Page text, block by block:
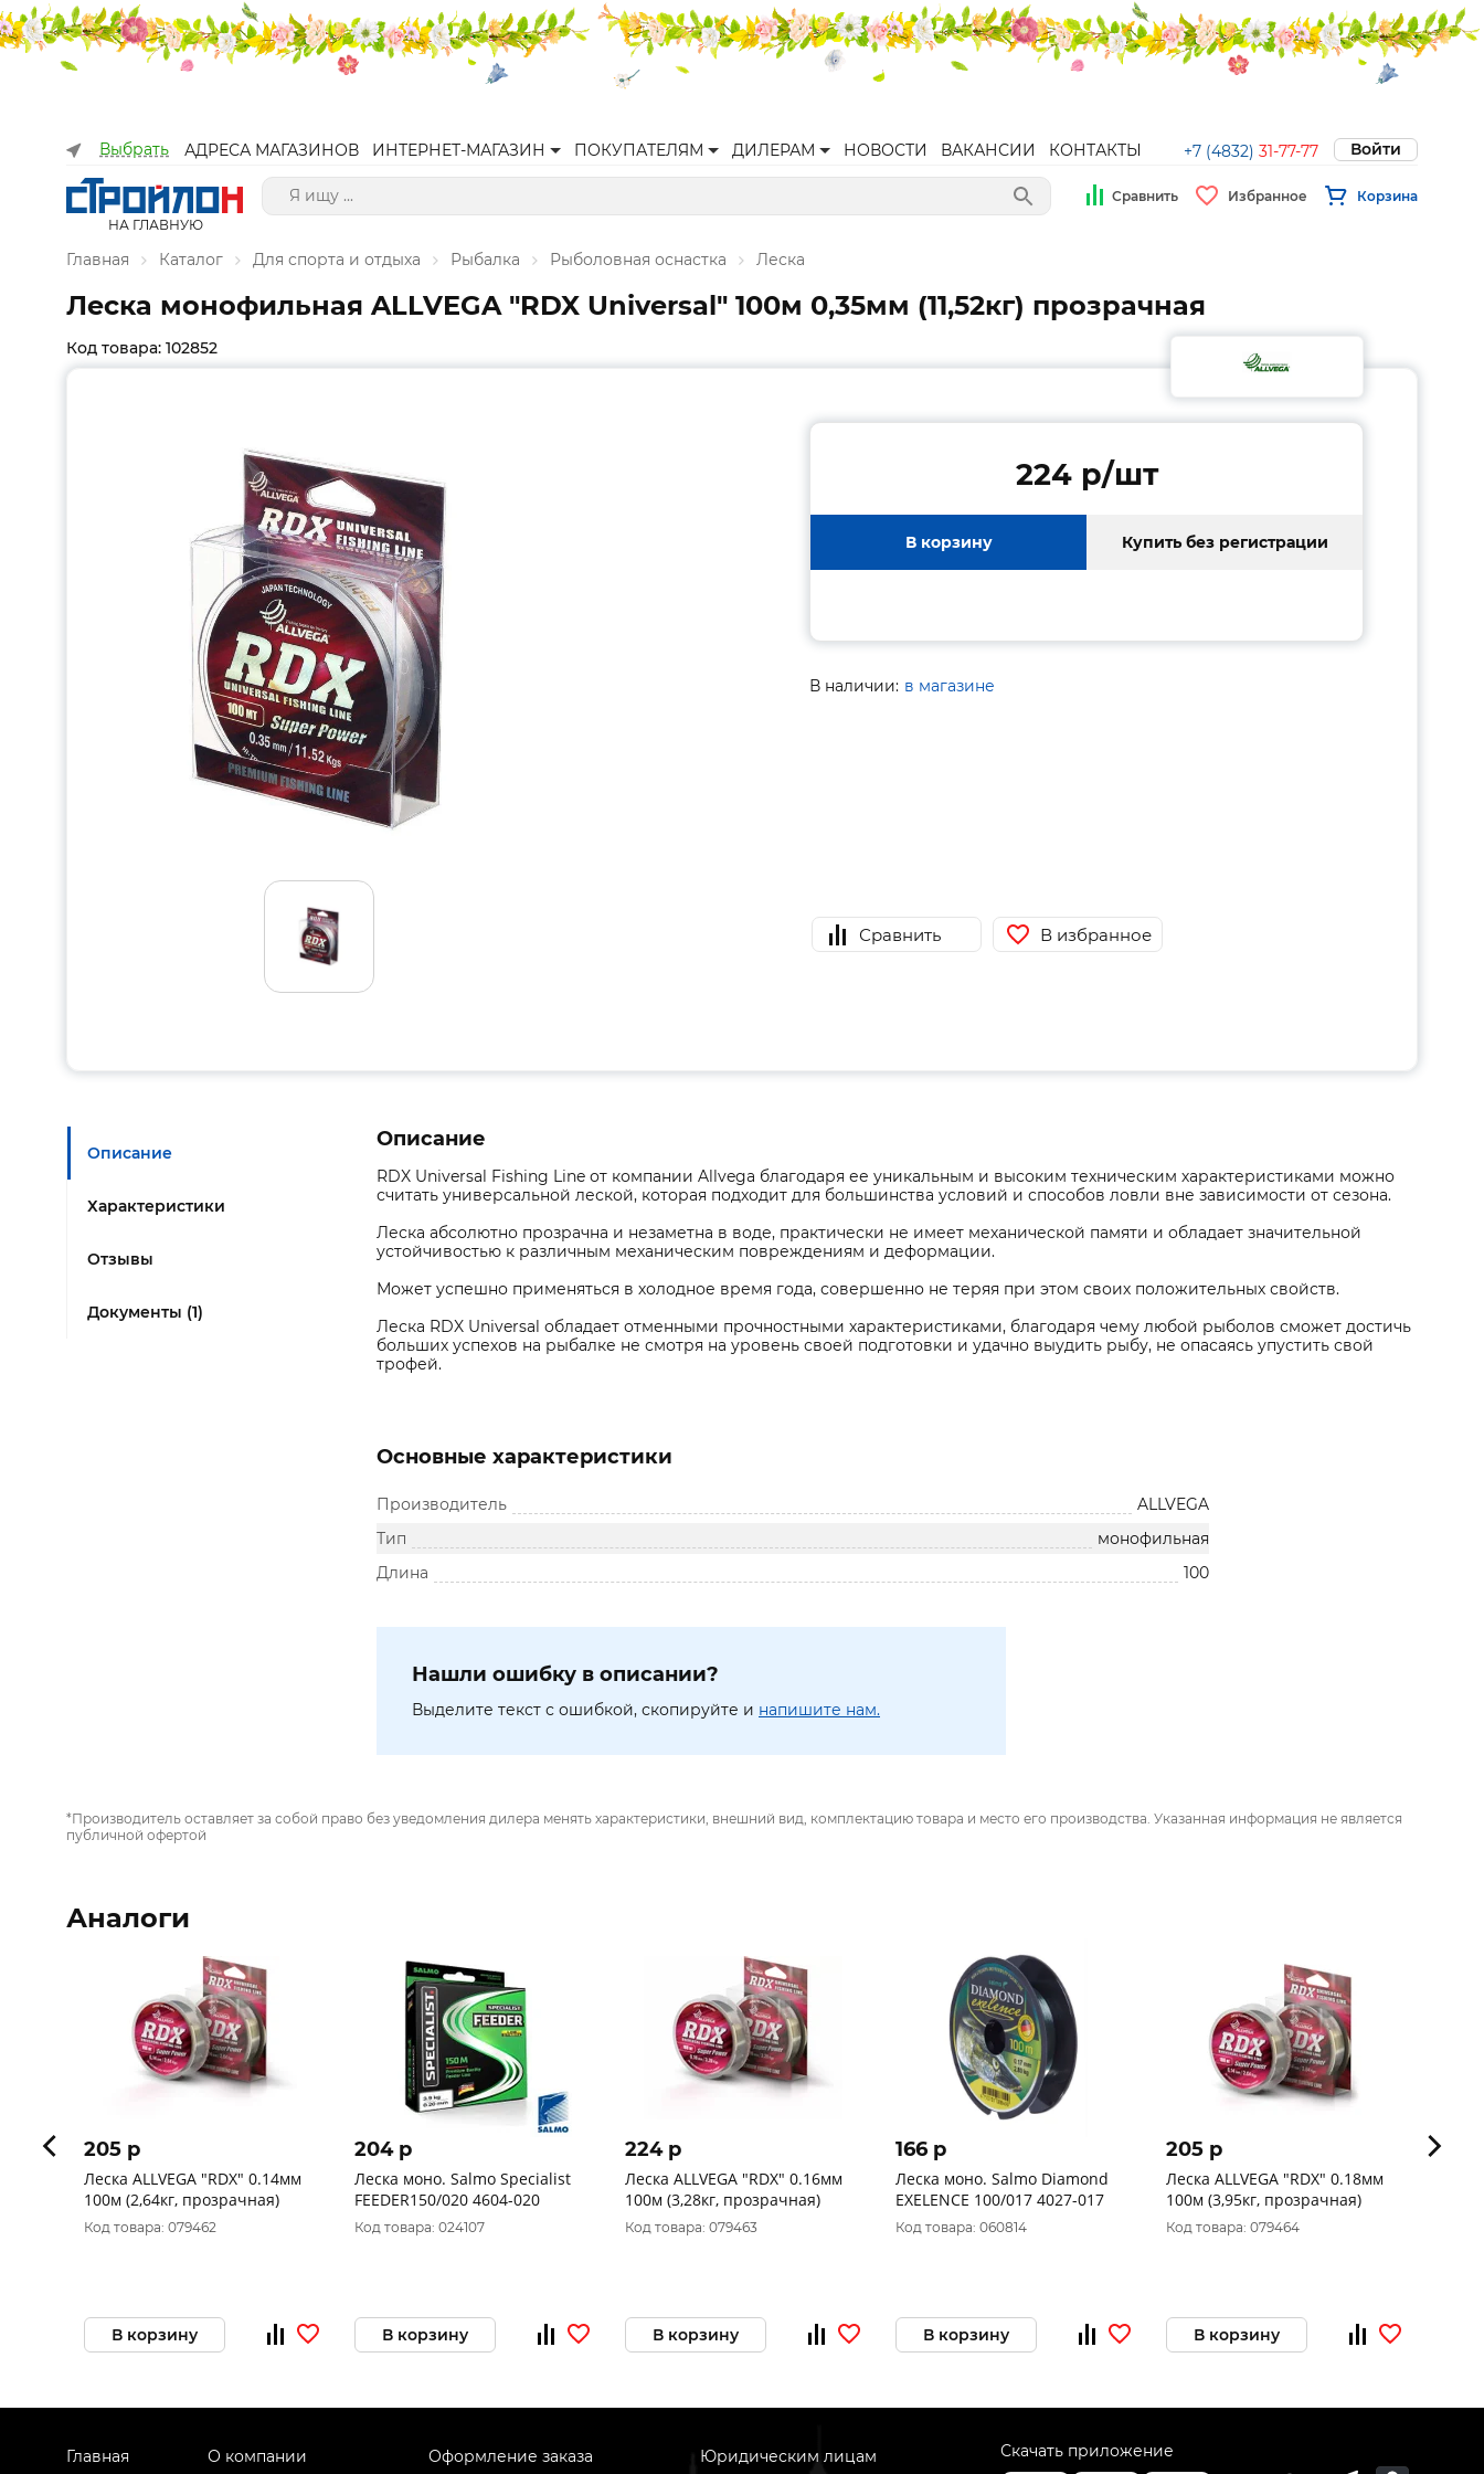
Выбрать АДРЕСА МАГАЗИНОВ ИНТЕРНЕТ-МАГАЗИН ПОКУПАТЕЛЯМ ДИЛЕРАМ НОВОСТИ ВАКАНСИИ КОНТАКТЫ +7 (4832) 31-77-77 Войти
НА ГЛАВНУЮ
Сравнить Избранное Корзина
Главная Каталог Для спорта и отдыха Рыбалка Рыболовная оснастка Леска
Леска монофильная ALLVEGA "RDX Universal" 100м 0,35мм (11,52кг) прозрачная
Код товара: 102852
224 p/шт
В корзину Купить без регистрации
В наличии: в магазине
Сравнить В избранное
Описание
Характеристики
Отзывы
Документы (1)
Описание
RDX Universal Fishing Line от компании Allvega благодаря ее уникальным и высоким техническим характеристиками можно
считать универсальной леской, которая подходит для большинства условий и способов ловли вне зависимости от сезона.
Леска абсолютно прозрачна и незаметна в воде, практически не имеет механической памяти и обладает значительной
устойчивостью к различным механическим повреждениям и деформации.
Может успешно применяться в холодное время года, совершенно не теряя при этом своих положительных свойств.
Леска RDX Universal обладает отменными прочностными характеристиками, благодаря чему любой рыболов сможет достичь
больших успехов на рыбалке не смотря на уровень своей подготовки и удачно выудить рыбу, не опасаясь упустить свой
трофей.
Основные характеристики
Производитель
ALLVEGA
Тип
монофильная
Длина
100
Нашли ошибку в описании?
Выделите текст с ошибкой, скопируйте и напишите нам.
*Производитель оставляет за собой право без уведомления дилера менять характеристики, внешний вид, комплектацию товара и место его производства. Указанная информация не является
публичной офертой
Аналоги
205 p
Леска ALLVEGA "RDX" 0.14мм
100м (2,64кг, прозрачная)
Код товара: 079462
В корзину
204 p
Леска моно. Salmo Specialist
FEEDER150/020 4604-020
Код товара: 024107
В корзину
224 p
Леска ALLVEGA "RDX" 0.16мм
100м (3,28кг, прозрачная)
Код товара: 079463
В корзину
166 p
Леска моно. Salmo Diamond
EXELENCE 100/017 4027-017
Код товара: 060814
В корзину
205 p
Леска ALLVEGA "RDX" 0.18мм
100м (3,95кг, прозрачная)
Код товара: 079464
В корзину
166
Главная О компании Оформление заказа Юридическим лицам Скачать приложение